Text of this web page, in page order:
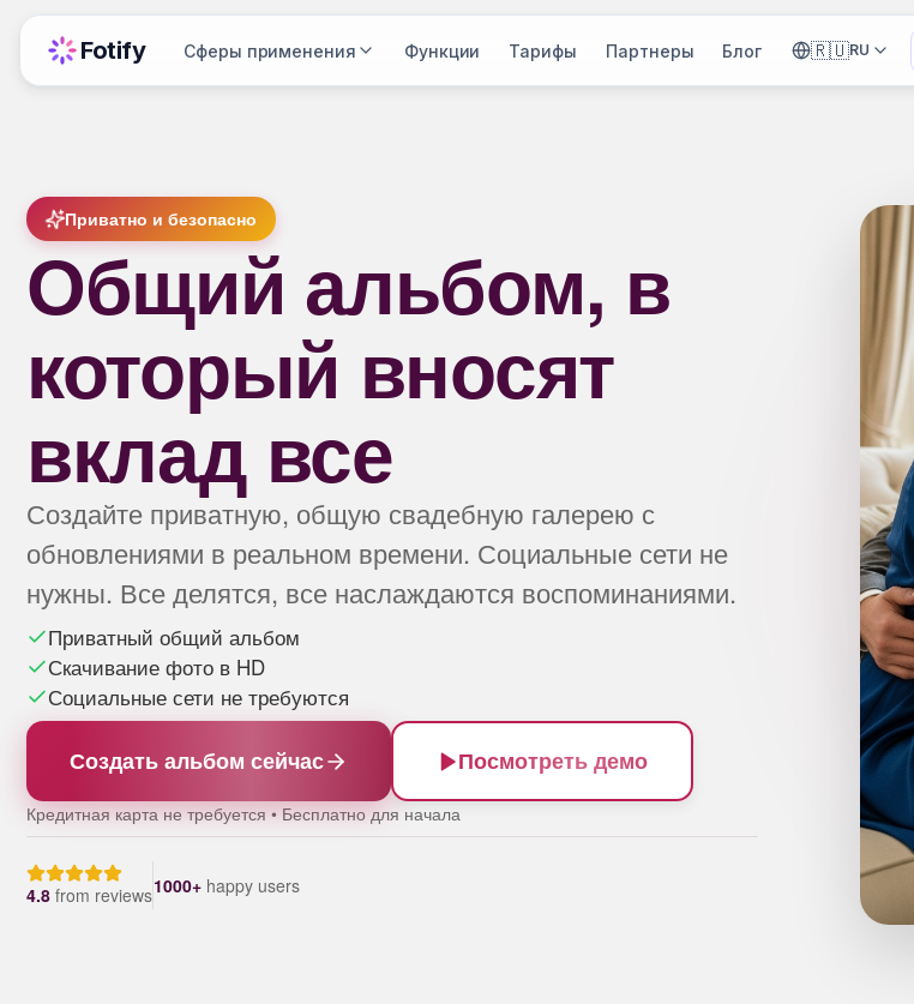
Fotify Сферы применения Функции Тарифы Партнеры Блог 🇷🇺RU
Приватно и безопасно
Общий альбом, в
который вносят
вклад все
Создайте приватную, общую свадебную галерею с
обновлениями в реальном времени. Социальные сети не
нужны. Все делятся, все наслаждаются воспоминаниями.
Приватный общий альбом
Скачивание фото в HD
Социальные сети не требуются
Создать альбом сейчас Посмотреть демо
Кредитная карта не требуется • Бесплатно для начала
4.8 from reviews1000+ happy users